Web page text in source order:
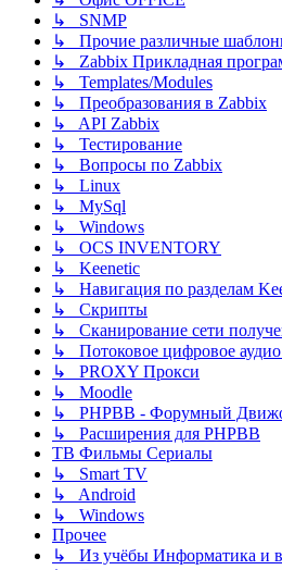
↳ SNMP
↳ Прочие различные
↳ Zabbix Прикладная
↳ Templates/Modules
↳ Преобразования в Zabbix
↳ API Zabbix
↳ Тестирование
↳ Вопросы по Zabbix
↳ Linux
↳ MySql
↳ Windows
↳ OCS INVENTORY
↳ Keenetic
↳ Навигация по разделам
↳ Скрипты
↳ Сканирование сети
↳ Потоковое цифровое
↳ PROXY Прокси
↳ Moodle
↳ PHPBB - Форумный
↳ Расширения для PHPBB
ТВ Фильмы Сериалы
↳ Smart TV
↳ Android
↳ Windows
Прочее
↳ Из учёбы Информатика и